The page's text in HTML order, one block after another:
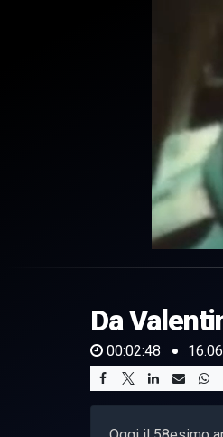
of
48
seconds
0%
Da
00:02:48